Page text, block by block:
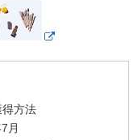
方法
月